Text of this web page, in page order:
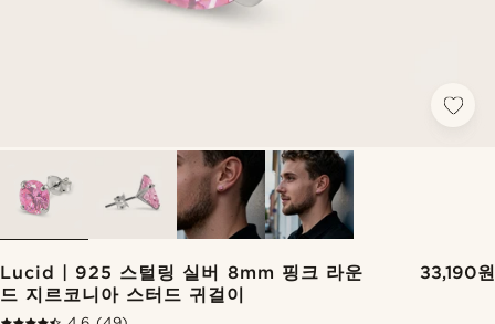
Lucid | 925 스털링 실버 8mm 핑크 라운
드 지르코니아 스터드 귀걸이
33,190원